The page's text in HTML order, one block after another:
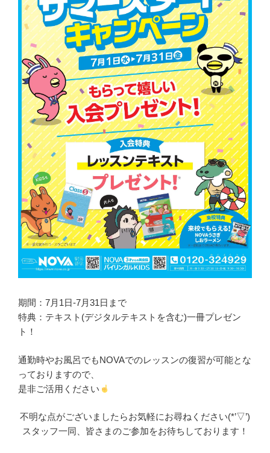
期間：7月1日-7月31日まで
特典：テキスト(デジタルテキストを含む)一冊プレゼン
ト！
通勤時やお風呂でもNOVAでのレッスンの復習が可能とな
っておりますので、
是非ご活用ください
不明な点がございましたらお気軽にお尋ねください(*’▽’)
スタッフ一同、皆さまのご参加をお待ちしております！